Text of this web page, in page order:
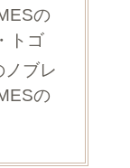
の
トゴ
ブレ
の